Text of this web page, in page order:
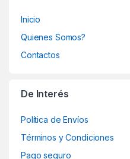
Inicio
Quienes Somos?
Contactos
De Interés
Política de Envíos
Términos y Condiciones
Pago seguro